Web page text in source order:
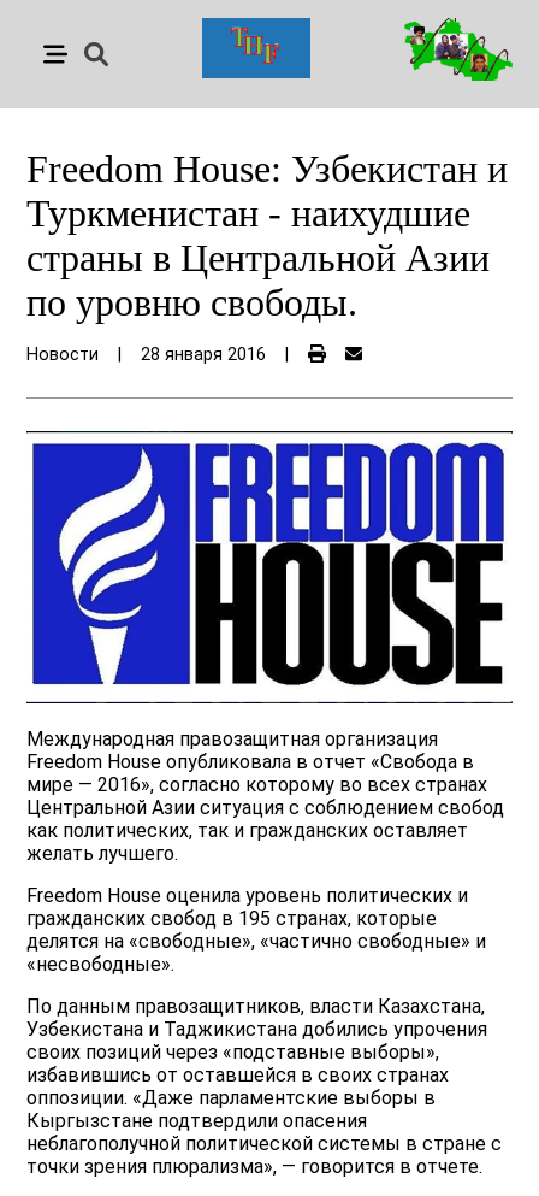
Freedom House: Узбекистан и
Туркменистан - наихудшие
страны в Центральной Азии
по уровню свободы.
Новости 28 января 2016
Международная правозащитная организация
Freedom House опубликовала в отчет «Свобода в
мире — 2016», согласно которому во всех странах
Центральной Азии ситуация с соблюдением свобод
как политических, так и гражданских оставляет
желать лучшего.
Freedom House оценила уровень политических и
гражданских свобод в 195 странах, которые
делятся на «свободные», «частично свободные» и
«несвободные».
По данным правозащитников, власти Казахстана,
Узбекистана и Таджикистана добились упрочения
своих позиций через «подставные выборы»,
избавившись от оставшейся в своих странах
оппозиции. «Даже парламентские выборы в
Кыргызстане подтвердили опасения
неблагополучной политической системы в стране с
точки зрения плюрализма», — говорится в отчете.